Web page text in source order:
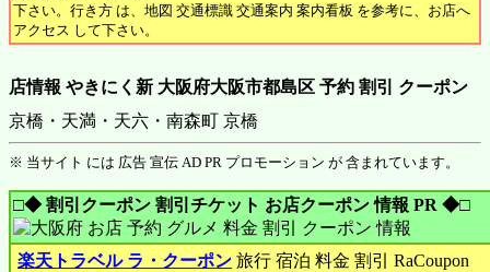
下さい。行き方 は、地図 交通標識 交通案内 案内看板 を参考に、お店へ
アクセス して下さい。
店情報 やきにく新 大阪府大阪市都島区 予約 割引 クーポン
京橋・天満・天六・南森町 京橋
※ 当サイト には 広告 宣伝 AD PR プロモーション が 含まれています。
□◆ 割引クーポン 割引チケット お店クーポン 情報 PR ◆□
楽天トラベル ラ・クーポン 旅行 宿泊 料金 割引 RaCoupon